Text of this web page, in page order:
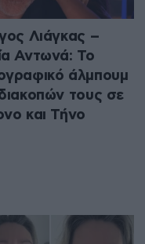
Λιάγκας –
Αντωνά: Το
άλμπουμ
τους σε
και Τήνο